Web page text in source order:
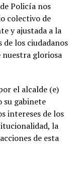
Policía nos
colectivo de
y ajustada a la
de los ciudadanos
nuestra gloriosa
el alcalde (e)
su gabinete
intereses de los
la
de esta